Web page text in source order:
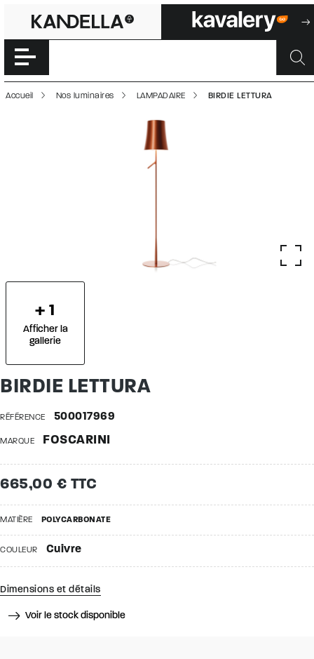
BIRDIE
Accéder directement au contenu de la page
Accueil Nos luminaires LAMPADAIRE BIRDIE LETTURA
+ 1
Afficher la
gallerie
BIRDIE LETTURA
RÉFÉRENCE 500017969
MARQUE FOSCARINI
665,00 € TTC
MATIÈRE POLYCARBONATE
COULEUR Cuivre
Dimensions et détails
Voir le stock disponible